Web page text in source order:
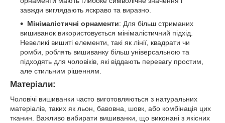
завжди виглядають яскраво та виразно.
Мінімалістичні орнаменти: Для більш стриманих
вишиванок використовується мінімалістичний підхід.
Невеликі вишиті елементи, такі як лінії, квадрати чи
ромби, роблять вишиванку більш універсальною та
підходять для чоловіків, які віддають перевагу простим,
але стильним рішенням.
Матеріали:
Чоловічі вишиванки часто виготовляються з натуральних
матеріалів, таких як льон, бавовна, шовк, або комбінація цих
тканин. Важливо вибирати вишиванки, що виконані з якісних